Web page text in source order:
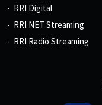
RRI Digital
RRI NET Streaming
RRI Radio Streaming